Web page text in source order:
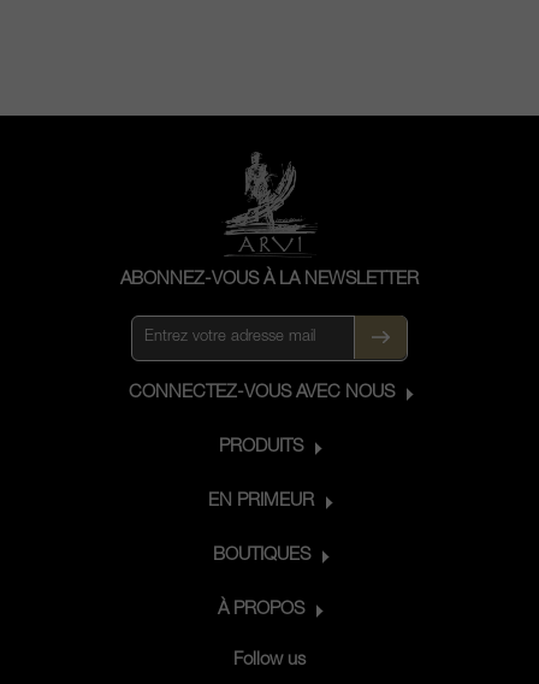
ABONNEZ-VOUS À LA NEWSLETTER
CONNECTEZ-VOUS AVEC NOUS
PRODUITS
EN PRIMEUR
BOUTIQUES
À PROPOS
Follow us